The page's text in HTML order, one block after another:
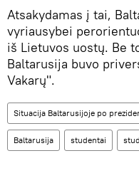
Atsakydamas į tai,
vyriausybei
iš Lietuvos uostų. Be
Baltarusija buvo
Vakarų".
Situacija Baltarusijoje po
Baltarusija studentai